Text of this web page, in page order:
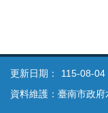
更新日期：
115-08-04
資料維護：臺南市政府